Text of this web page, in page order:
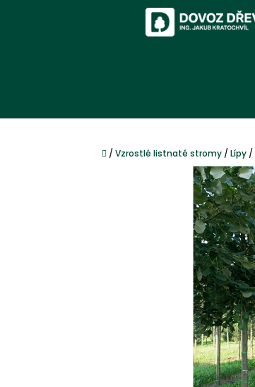
Domů
/ Vzrostlé listnaté stromy / Lípy /